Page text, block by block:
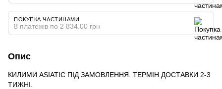
ПОКУПКА ЧАСТИНАМИ
8 платежів по 2 834.00 грн
Опис
КИЛИМИ ASIATIC ПІД ЗАМОВЛЕННЯ. ТЕРМІН ДОСТАВКИ 2-3
ТИЖНІ.